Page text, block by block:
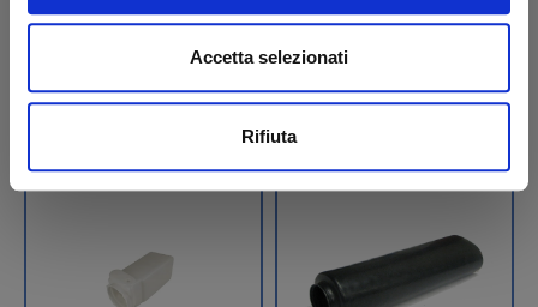
Accetta selezionati
Rifiuta
€ 189,05+VAT
To order
Buy
€ 288,00+VAT
Buy